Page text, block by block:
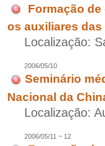
Formação
os auxiliares
Localização:
2006/05/10
Seminário
Nacional da
Localização:
2006/05/11 ~ 12